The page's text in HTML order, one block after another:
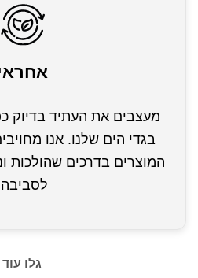
מעצבים את העתיד בדיוק
בגדי הים שלנו. אנו
המוצרים בדרכים שהולכות
גלו עוד